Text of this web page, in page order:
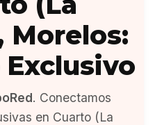
Morelos:
. Conectamos
en Cuarto (La